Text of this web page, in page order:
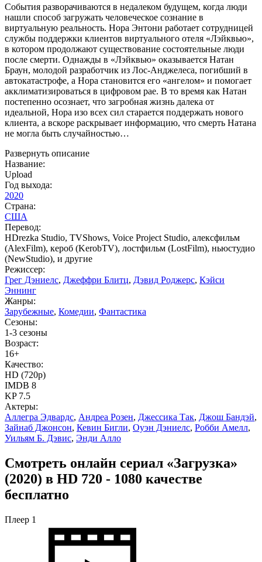
События разворачиваются в недалеком будущем, когда люди
нашли способ загружать человеческое сознание в
виртуальную реальность. Нора Энтони работает сотрудницей
службы поддержки клиентов виртуального отеля «Лэйквью»,
в котором продолжают существование состоятельные люди
после смерти. Однажды в «Лэйквью» оказывается Натан
Браун, молодой разработчик из Лос-Анджелеса, погибший в
автокатастрофе, а Нора становится его «ангелом» и помогает
акклиматизироваться в цифровом рае. В то время как Натан
постепенно осознает, что загробная жизнь далека от
идеальной, Нора изо всех сил старается поддержать нового
клиента, а вскоре раскрывает информацию, что смерть Натана
не могла быть случайностью…
Развернуть описание
Название:
Upload
Год выхода:
2020
Страна:
США
Перевод:
HDrezka Studio, TVShows, Voice Project Studio, алексфильм
(AlexFilm), кероб (KerobTV), лостфильм (LostFilm), ньюстудио
(NewStudio), и другие
Режиссер:
Грег Дэниелс, Джеффри Блитц, Дэвид Роджерс, Кэйси
Эннинг
Жанры:
Зарубежные, Комедии, Фантастика
Сезоны:
1-3 сезоны
Возраст:
16+
Качество:
HD (720p)
IMDB 8
KP7.5
Актеры:
Аллегра Эдвардс, Андреа Розен, Джессика Так, Джош Бандэй,
Зайнаб Джонсон, Кевин Бигли, Оуэн Дэниелс, Робби Амелл,
Уильям Б. Дэвис, Энди Алло
Смотреть онлайн сериал «Загрузка»
(2020) в HD 720 - 1080 качестве
бесплатно
Плеер 1